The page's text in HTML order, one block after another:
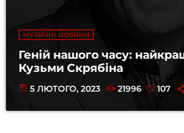
МУЗИЧНІ НОВИНИ
Геній нашого часу:
Кузьми Скрябіна
today 5 ЛЮТОГО, 2023 21996 107